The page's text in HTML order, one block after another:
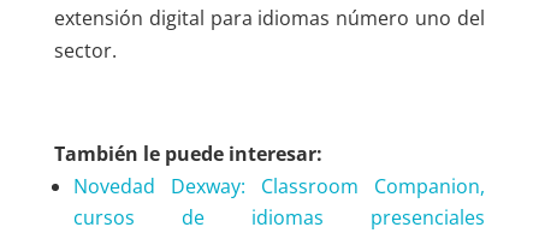
extensión digital para idiomas número uno del
sector.
También le puede interesar:
Novedad Dexway: Classroom Companion,
cursos de idiomas presenciales